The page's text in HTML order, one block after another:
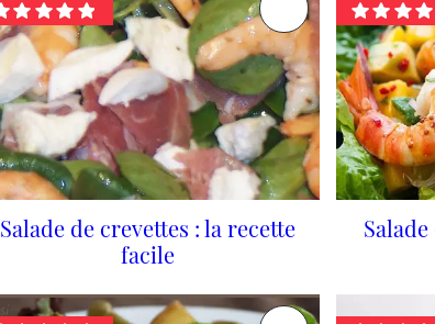
Salade de crevettes : la recette
facile